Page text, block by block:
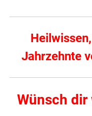
Jahrzehnte
Wünsch